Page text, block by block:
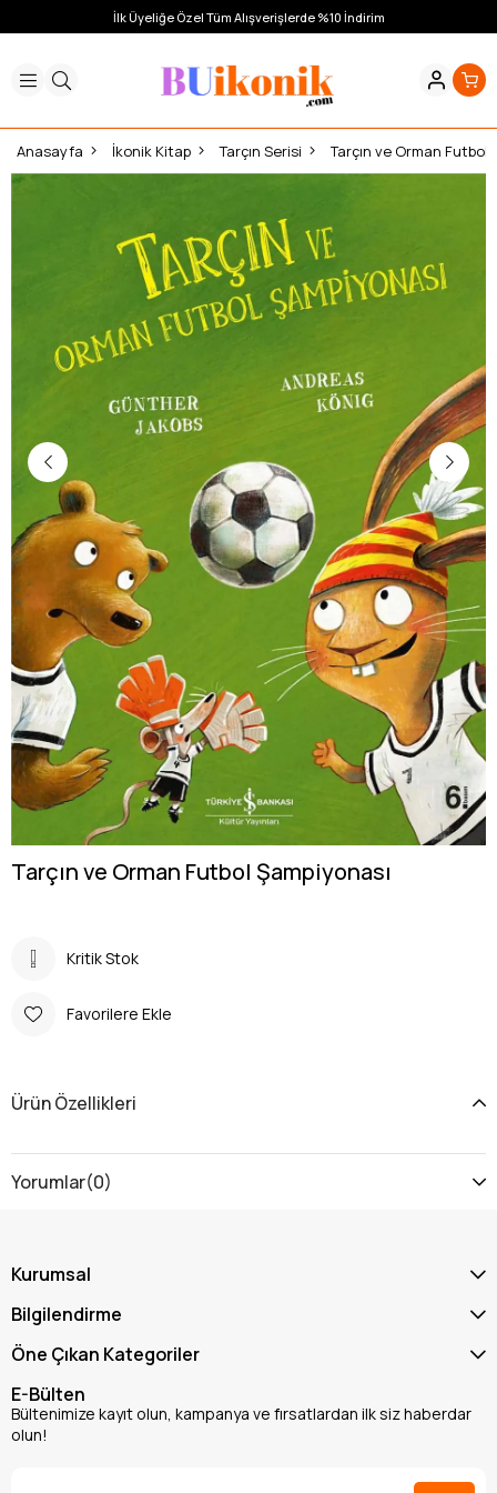
İlk Üyeliğe Özel Tüm Alışverişlerde %10 İndirim
Anasayfa İkonik Kitap Tarçın Serisi Tarçın ve Orman Futbol
Tarçın ve Orman Futbol Şampiyonası
Kritik Stok
Favorilere Ekle
Ürün Özellikleri
Yorumlar(0)
Kurumsal
Bilgilendirme
Öne Çıkan Kategoriler
E-Bülten
Bültenimize kayıt olun, kampanya ve fırsatlardan ilk siz haberdar
olun!